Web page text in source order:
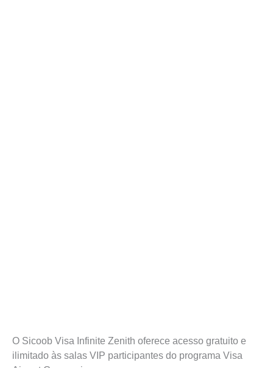
O Sicoob Visa Infinite Zenith oferece acesso gratuito e
ilimitado às salas VIP participantes do programa Visa